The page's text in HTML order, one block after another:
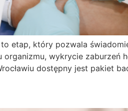
etap, który pozwala
wykrycie zaburzeń
dostępny jest pakiet